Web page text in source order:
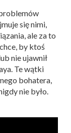
się nimi,
ale za to
by ktoś
nie ujawnił
Te wątki
bohatera,
nie było.